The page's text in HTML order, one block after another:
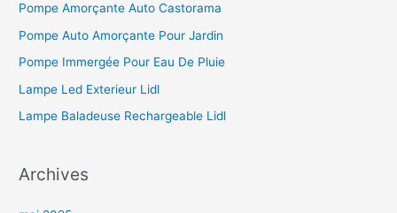
Pompe Amorçante Auto Castorama
Pompe Auto Amorçante Pour Jardin
Pompe Immergée Pour Eau De Pluie
Lampe Led Exterieur Lidl
Lampe Baladeuse Rechargeable Lidl
Archives